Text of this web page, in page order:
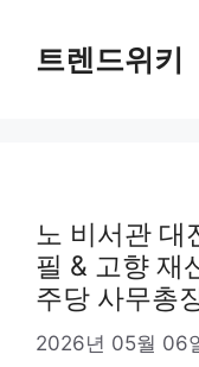
트렌드위키
노 비서관 대
필 & 고향 재
주당 사무총
2026년 05월 06